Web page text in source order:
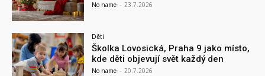
No name - 23.7.2026
Děti
Školka Lovosická, Praha 9 jako místo,
kde děti objevují svět každý den
No name - 20.7.2026